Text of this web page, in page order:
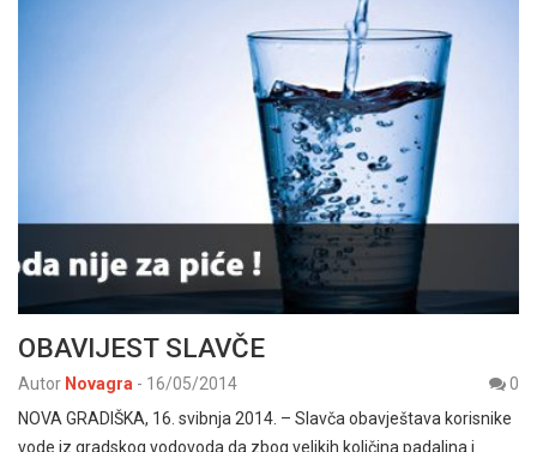
OBAVIJEST SLAVČE
Autor Novagra - 16/05/2014
0
NOVA GRADIŠKA, 16. svibnja 2014. – Slavča obavještava korisnike
vode iz gradskog vodovoda da zbog velikih količina padalina i